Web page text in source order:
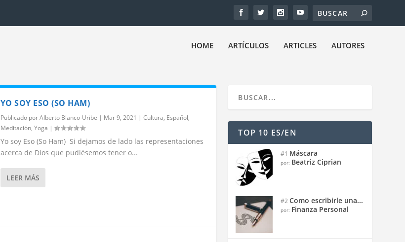
HOME ARTÍCULOS ARTICLES AUTORES
YO SOY ESO (SO HAM)
Publicado porAlberto Blanco-Uribe | Mar 9, 2021 | Cultura, Español,
Meditación, Yoga |
Yo soy Eso (So Ham) Si dejamos de lado las representaciones
acerca de Dios que pudiésemos tener o...
LEER MÁS
TOP 10 ES/EN
#1 Máscara
por: Beatriz Ciprian
#2Como escribirle una...
por: Finanza Personal